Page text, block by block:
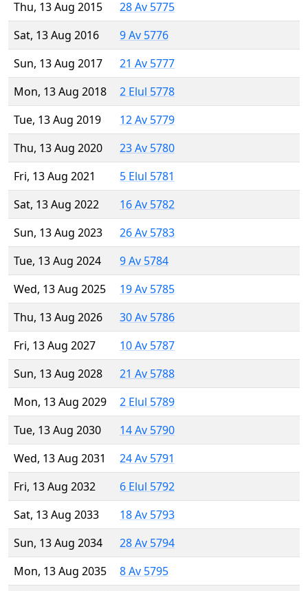
Thu, 13 Aug 2015
28 Av 5775
Sat, 13 Aug 2016
9 Av 5776
Sun, 13 Aug 2017
21 Av 5777
Mon, 13 Aug 2018
2 Elul 5778
Tue, 13 Aug 2019
12 Av 5779
Thu, 13 Aug 2020
23 Av 5780
Fri, 13 Aug 2021
5 Elul 5781
Sat, 13 Aug 2022
16 Av 5782
Sun, 13 Aug 2023
26 Av 5783
Tue, 13 Aug 2024
9 Av 5784
Wed, 13 Aug 2025
19 Av 5785
Thu, 13 Aug 2026
30 Av 5786
Fri, 13 Aug 2027
10 Av 5787
Sun, 13 Aug 2028
21 Av 5788
Mon, 13 Aug 2029
2 Elul 5789
Tue, 13 Aug 2030
14 Av 5790
Wed, 13 Aug 2031
24 Av 5791
Fri, 13 Aug 2032
6 Elul 5792
Sat, 13 Aug 2033
18 Av 5793
Sun, 13 Aug 2034
28 Av 5794
Mon, 13 Aug 2035
8 Av 5795